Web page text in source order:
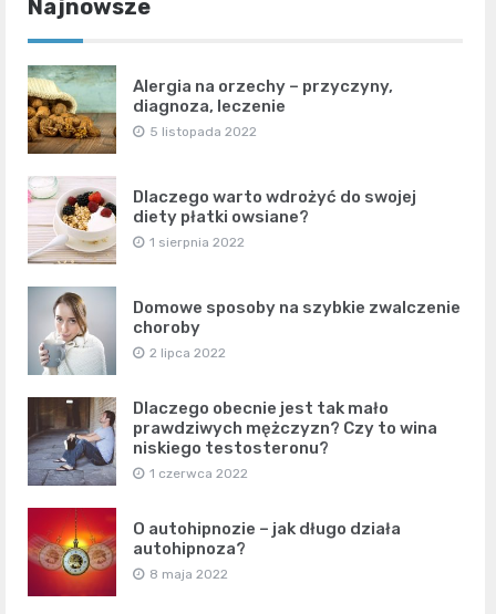
Najnowsze
Alergia na orzechy – przyczyny,
diagnoza, leczenie
5 listopada 2022
Dlaczego warto wdrożyć do swojej
diety płatki owsiane?
1 sierpnia 2022
Domowe sposoby na szybkie zwalczenie
choroby
2 lipca 2022
Dlaczego obecnie jest tak mało
prawdziwych mężczyzn? Czy to wina
niskiego testosteronu?
1 czerwca 2022
O autohipnozie – jak długo działa
autohipnoza?
8 maja 2022